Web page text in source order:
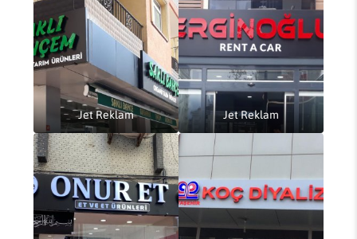
Jet Reklam Jet Reklam